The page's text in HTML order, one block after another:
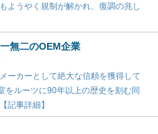
ようやく規制が解かれ、復調の兆し
無二のOEM企業
ーカーとして絶大な信頼を獲得して
をルーツに90年以上の歴史を刻む同
記事詳細】